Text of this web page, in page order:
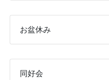
お盆休み
同好会